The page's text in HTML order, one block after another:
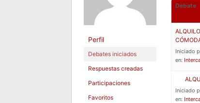
Perfil
Debates iniciados
Respuestas creadas
Participaciones
Favoritos
Debate
Iniciado
en:
Iniciado
en: